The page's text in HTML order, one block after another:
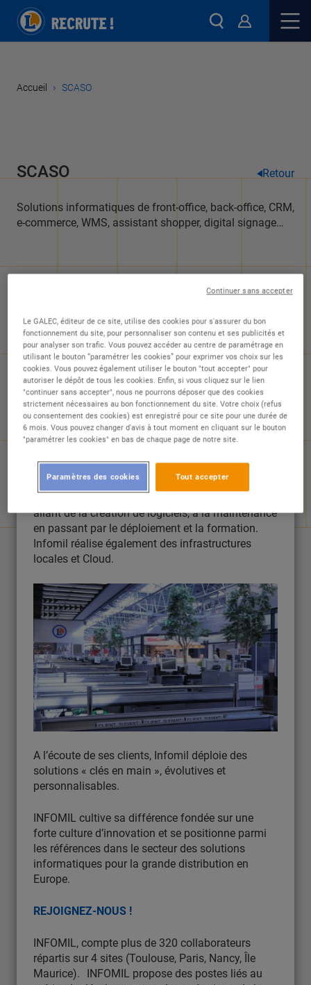
Accueil › SCASO
SCASO Retour
Solutions informatiques de front-office, back-office, CRM,
e-commerce, WMS, assistant shopper, digital signage…
Depuis plus de 20 ans, Infomil développe et édite
informatiques de front-office, back-office, CRM, e-
commerce, WMS, assistant shopper, digital
allant de la création de logiciels, à la maintenance
en passant par le déploiement et la formation.
Infomil réalise également des infrastructures
locales et Cloud.
A l’écoute de ses clients, Infomil déploie des
solutions « clés en main », évolutives et
personnalisables.
INFOMIL cultive sa différence fondée sur une
forte culture d’innovation et se positionne parmi
les références dans le secteur des solutions
informatiques pour la grande distribution en
Europe.
REJOIGNEZ-NOUS !
INFOMIL, compte plus de 320 collaborateurs
répartis sur 4 sites (Toulouse, Paris, Nancy, Île
Maurice). INFOMIL propose des postes liés au
Le GALEC, éditeur de ce site, utilise des cookies pour s'assurer du bon
fonctionnement du site, pour personnaliser son contenu et ses publicités et
pour analyser son trafic. Vous pouvez accéder au centre de paramétrage en
utilisant le bouton “paramétrer les cookies” pour exprimer vos choix sur les
cookies. Vous pouvez également utiliser le bouton "tout accepter" pour
autoriser le dépôt de tous les cookies. Enfin, si vous cliquez sur le lien
"continuer sans accepter", nous ne pourrons déposer que des cookies
strictement nécessaires au bon fonctionnement du site. Votre choix (refus
ou consentement des cookies) est enregistré pour ce site pour une durée de
6 mois. Vous pouvez changer d'avis à tout moment en cliquant sur le bouton
"paramétrer les cookies" en bas de chaque page de notre site.
Tout accepter
Paramètres des cookies
Continuer sans accepter